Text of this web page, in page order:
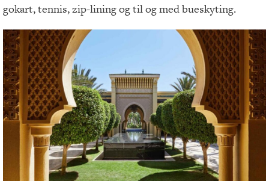
gokart, tennis, zip-lining og til og med bueskyting.